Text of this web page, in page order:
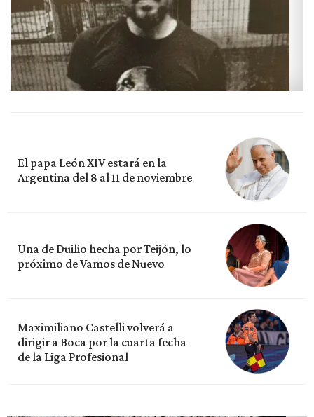
El papa León XIV estará en la
Argentina del 8 al 11 de noviembre
Una de Duilio hecha por Teijón, lo
próximo de Vamos de Nuevo
Maximiliano Castelli volverá a
dirigir a Boca por la cuarta fecha
de la Liga Profesional